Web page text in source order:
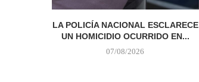
LA POLICÍA NACIONAL ESCLARECE
UN HOMICIDIO OCURRIDO EN...
07/08/2026